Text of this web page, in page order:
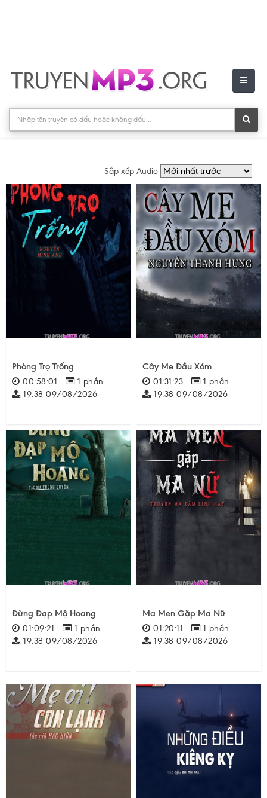
Sắp xếp Audio
Phòng Trọ Trống
00:58:01
1 phần
19:38 09/08/2026
Cây Me Đầu Xóm
01:31:23
1 phần
19:38 09/08/2026
Đừng Đạp Mộ Hoang
01:09:21
1 phần
19:38 09/08/2026
Ma Men Gặp Ma Nữ
01:20:11
1 phần
19:38 09/08/2026